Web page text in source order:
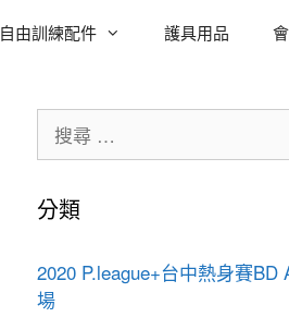
自由訓練配件 護具用品
分類
2020 P.league+台中熱身賽BD
場